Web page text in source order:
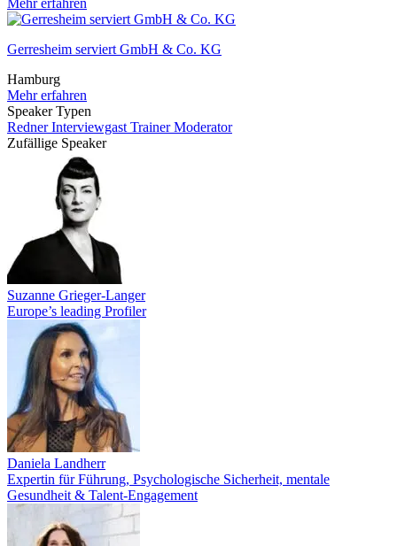
Mehr erfahren
Gerresheim serviert GmbH & Co. KG
Hamburg
Mehr erfahren
Speaker Typen
RednerInterviewgast TrainerModerator
Zufällige Speaker
Suzanne Grieger-Langer
Europe’s leading Profiler
Daniela Landherr
Expertin für Führung, Psychologische Sicherheit, mentale
Gesundheit & Talent-Engagement